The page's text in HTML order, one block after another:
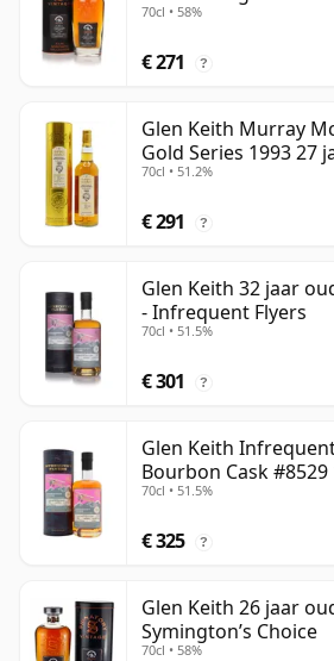
70cl • 58%
€ 271 ?
Glen Keith Murray
Gold Series 1993 27
70cl • 51.2%
€ 291 ?
Glen Keith 32 jaar
- Infrequent Flyers
70cl • 51.5%
€ 301 ?
Glen Keith
Bourbon Cask
70cl • 51.5%
€ 325 ?
Glen Keith 26 jaar
Symington’s Choice
70cl • 58%